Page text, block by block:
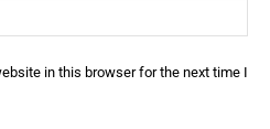
in this browser for the next time I